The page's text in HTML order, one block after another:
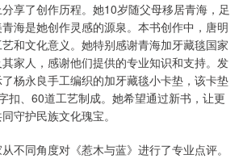
享了创作历程。她10岁随父母移居青海，足
海是她创作灵感的源泉。本书创作中，唐明
和文化意义。她特别感谢青海加牙藏毯国家
家人，感谢他们提供的专业知识和支持。发
杨永良手工编织的加牙藏毯小卡垫，该卡垫
扣、60道工艺制成。她希望通过新书，让更
守护民族文化瑰宝。
不同角度对《惹木与蓝》进行了专业点评。